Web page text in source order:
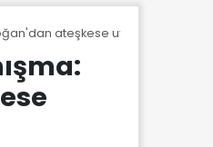
ateşkese uyum ve kalıcı